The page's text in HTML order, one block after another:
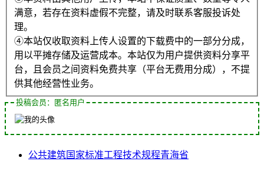
满意，若存在资料虚假不完整，请及时联系客服投诉处
理。
④本站仅收取资料上传人设置的下载费中的一部分分成，
用以平摊存储及运营成本。本站仅为用户提供资料分享平
台，且会员之间资料免费共享（平台无费用分成），不提
供其他经营性业务。
投稿会员：匿名用户
公共建筑国家标准工程技术规程青海省